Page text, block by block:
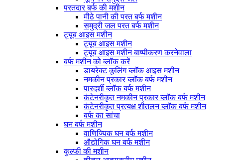
परतदार बर्फ की मशीन
मीठे पानी की परत बर्फ मशीन
समुद्री जल परत बर्फ मशीन
ट्यूब आइस मशीन
ट्यूब आइस मशीन
ट्यूब आइस मशीन बाष्पीकरण करनेवाला
बर्फ मशीन को ब्लॉक करें
डायरेक्ट कूलिंग ब्लॉक आइस मशीन
नमकीन प्रकार ब्लॉक बर्फ मशीन
पारदर्शी ब्लॉक बर्फ मशीन
कंटेनरीकृत नमकीन प्रकार ब्लॉक बर्फ मशीन
कंटेनरीकृत प्रत्यक्ष शीतलन ब्लॉक बर्फ मशीन
बर्फ का सांचा
घन बर्फ मशीन
वाणिज्यिक घन बर्फ मशीन
औद्योगिक घन बर्फ मशीन
कुल्फी की मशीन